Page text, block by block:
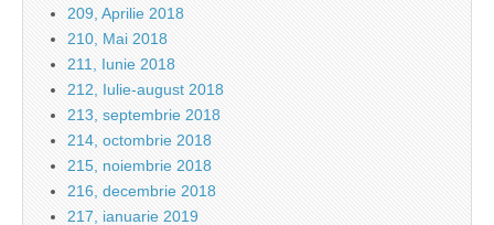
209, Aprilie 2018
210, Mai 2018
211, Iunie 2018
212, Iulie-august 2018
213, septembrie 2018
214, octombrie 2018
215, noiembrie 2018
216, decembrie 2018
217, ianuarie 2019